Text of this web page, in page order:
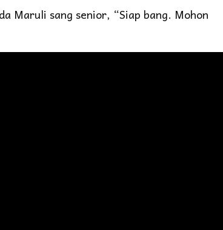
Maruli sang senior, “Siap bang. Mohon